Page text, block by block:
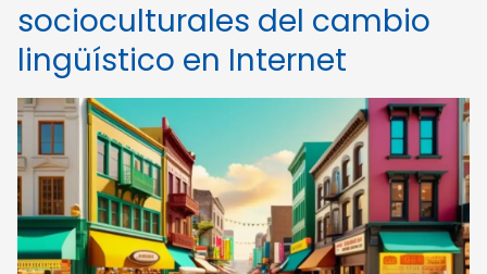
socioculturales del cambio
lingüístico en Internet